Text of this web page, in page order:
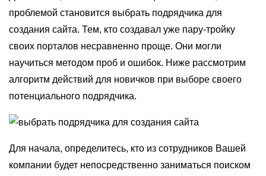
проблемой становится выбрать подрядчика для
создания сайта. Тем, кто создавал уже пару-тройку
своих порталов несравненно проще. Они могли
научиться методом проб и ошибок. Ниже рассмотрим
алгоритм действий для новичков при выборе своего
потенциального подрядчика.
Для начала, определитесь, кто из сотрудников Вашей
компании будет непосредственно заниматься поиском